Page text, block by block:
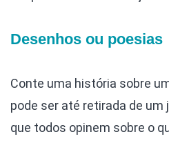
Desenhos ou poesias
Conte uma história sobre
pode ser até retirada de um
que todos opinem sobre o